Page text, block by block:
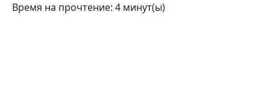
Время на прочтение: 4 минут(ы)